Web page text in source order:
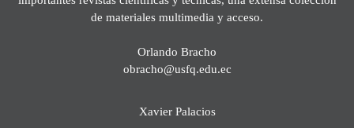
de materiales multimedia y acceso.
Orlando Bracho
obracho@usfq.edu.ec
Xavier Palacios